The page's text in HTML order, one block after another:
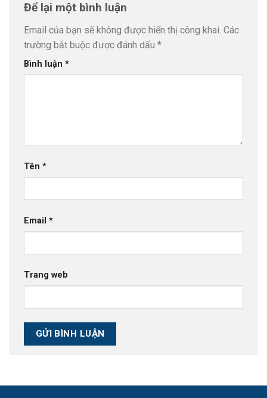
Để lại một bình luận
Email của bạn sẽ không được hiển thị công khai. Các
trường bắt buộc được đánh dấu *
Bình luận *
Tên *
Email *
Trang web